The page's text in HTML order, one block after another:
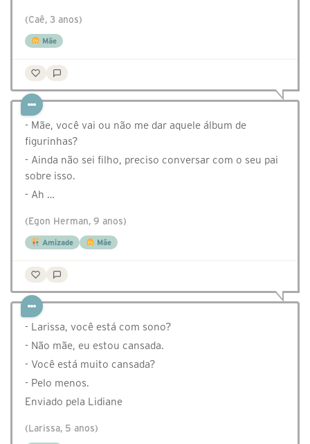
(Caê, 3 anos)
Mãe
- Mãe, você vai ou não me dar aquele álbum de
figurinhas?
- Ainda não sei filho, preciso conversar com o seu pai
sobre isso.
- Ah …
(Egon Herman, 9 anos)
Amizade Mãe
- Larissa, você está com sono?
- Não mãe, eu estou cansada.
- Você está muito cansada?
- Pelo menos.
Enviado pela Lidiane
(Larissa, 5 anos)